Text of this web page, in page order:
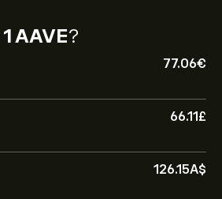
1 AAVE?
77.06‎€‎
66.11‎£‎
126.15‎A$‎